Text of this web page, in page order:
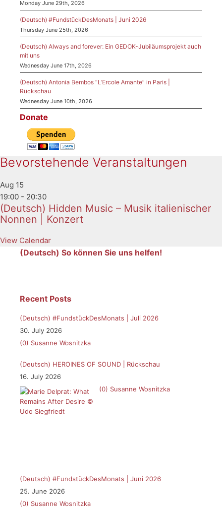
Monday June 29th, 2026
(Deutsch) #FundstückDesMonats | Juni 2026
Thursday June 25th, 2026
(Deutsch) Always and forever: Ein GEDOK-Jubiläumsprojekt auch
mit uns
Wednesday June 17th, 2026
(Deutsch) Antonia Bembos “L’Ercole Amante” in Paris |
Rückschau
Wednesday June 10th, 2026
Donate
Bevorstehende Veranstaltungen
Aug 15
19:00 - 20:30
(Deutsch) Hidden Music – Musik italienischer
Nonnen | Konzert
View Calendar
(Deutsch) So können Sie uns helfen!
Recent Posts
(Deutsch) #FundstückDesMonats | Juli 2026
30. July 2026
(0) Susanne Wosnitzka
(Deutsch) HEROINES OF SOUND | Rückschau
16. July 2026
(0) Susanne Wosnitzka
(Deutsch) #FundstückDesMonats | Juni 2026
25. June 2026
(0) Susanne Wosnitzka